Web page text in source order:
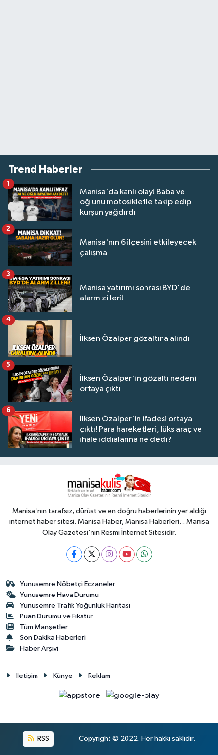
Trend Haberler
Manisa'da kanlı olay! Baba ve
oğlunu motosikletle takip edip
kurşun yağdırdı
1
Manisa'nın 6 ilçesini etkileyecek
çalışma
2
Manisa yatırımı sonrası BYD'de
alarm zilleri!
3
İlksen Özalper gözaltına alındı
4
İlksen Özalper'in gözaltı nedeni
ortaya çıktı
5
İlksen Özalper’in ifadesi ortaya
çıktı! Para hareketleri, lüks araç ve
ihale iddialarına ne dedi?
6
Manisa'nın tarafsız, dürüst ve en doğru haberlerinin yer aldığı
internet haber sitesi. Manisa Haber, Manisa Haberleri... Manisa
Olay Gazetesi'nin Resmi İnternet Sitesidir.
Yunusemre Nöbetçi Eczaneler
Yunusemre Hava Durumu
Yunusemre Trafik Yoğunluk Haritası
Puan Durumu ve Fikstür
Tüm Manşetler
Son Dakika Haberleri
Haber Arşivi
İletişim Künye Reklam
RSS Copyright © 2022. Her hakkı saklıdır.